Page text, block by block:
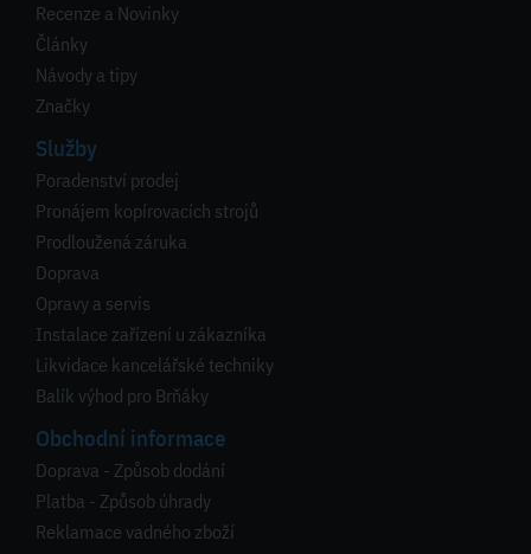
Recenze a Novinky
Články
Návody a tipy
Značky
Služby
Poradenství prodej
Pronájem kopírovacích strojů
Prodloužená záruka
Doprava
Opravy a servis
Instalace zařízení u zákazníka
Likvidace kancelářské techniky
Balík výhod pro Brňáky
Obchodní informace
Doprava - Způsob dodání
Platba - Způsob úhrady
Reklamace vadného zboží